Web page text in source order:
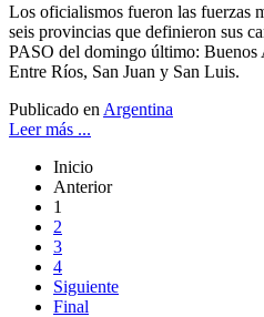
Los oficialismos fueron las fuerzas
seis provincias que definieron sus
PASO del domingo último: Buenos
Entre Ríos, San Juan y San Luis.
Publicado en Argentina
Leer más ...
Inicio
Anterior
1
2
3
4
Siguiente
Final